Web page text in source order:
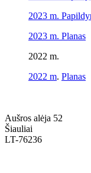
2023 m.
2023 m. Planas
2022 m.
2022 m. Planas
Aušros alėja 52
Šiauliai
LT-76236